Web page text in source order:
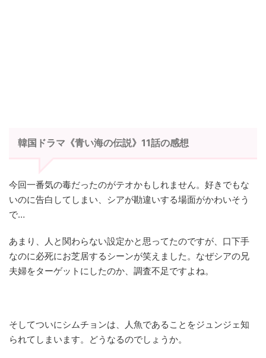
韓国ドラマ《青い海の伝説》11話の感想
今回一番気の毒だったのがテオかもしれません。好きでもな
いのに告白してしまい、シアが勘違いする場面がかわいそう
で…
あまり、人と関わらない設定かと思ってたのですが、口下手
なのに必死にお芝居するシーンが笑えました。なぜシアの兄
夫婦をターゲットにしたのか、調査不足ですよね。
そしてついにシムチョンは、人魚であることをジュンジェ知
られてしまいます。どうなるのでしょうか。